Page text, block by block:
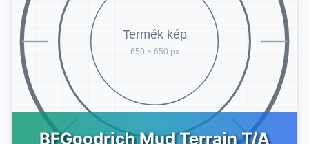
BFGoodrich Mud Terrain T/A